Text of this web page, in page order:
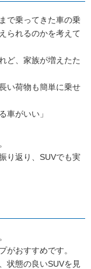
で乗ってきた車の乗
られるのかを考えて
ど、家族が増えたた
い荷物も簡単に乗せ
車がいい」
り返り、SUVでも実
がおすすめです。
状態の良いSUVを見